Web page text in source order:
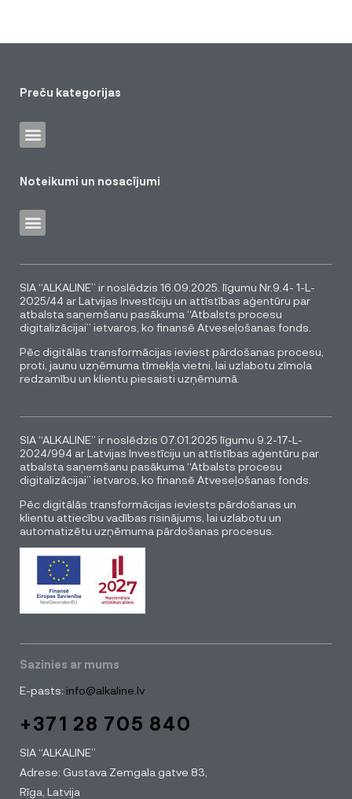
Preču kategorijas
Noteikumi un nosacījumi
SIA “ALKALINE” ir noslēdzis 16.09.2025. līgumu Nr.9.4- 1-L-
2025/44 ar Latvijas Investīciju un attīstības aģentūru par
atbalsta saņemšanu pasākuma “Atbalsts procesu
digitalizācijai” ietvaros, ko finansē Atveseļošanas fonds.
Pēc digitālās transformācijas ieviest pārdošanas procesu,
proti, jaunu uzņēmuma tīmekļa vietni, lai uzlabotu zīmola
redzamību un klientu piesaisti uzņēmumā.
SIA “ALKALINE” ir noslēdzis 07.01.2025 līgumu 9.2-17-L-
2024/994 ar Latvijas Investīciju un attīstības aģentūru par
atbalsta saņemšanu pasākuma “Atbalsts procesu
digitalizācijai” ietvaros, ko finansē Atveseļošanas fonds.
Pēc digitālās transformācijas ieviests pārdošanas un
klientu attiecību vadības risinājums, lai uzlabotu un
automatizētu uzņēmuma pārdošanas procesus.
Sazinies ar mums
E-pasts: info@alkaline.lv
+371 28 705 840
SIA “ALKALINE”
Adrese: Gustava Zemgala gatve 83,
Rīga, Latvija